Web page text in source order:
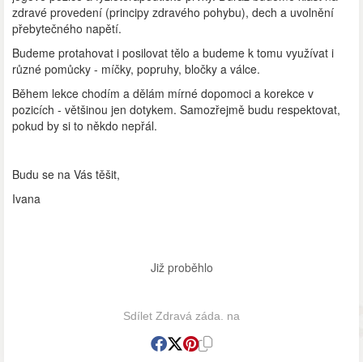
zdravé provedení (principy zdravého pohybu), dech a uvolnění
přebytečného napětí.
Budeme protahovat i posilovat tělo a budeme k tomu využívat i
různé pomůcky - míčky, popruhy, bločky a válce.
Během lekce chodím a dělám mírné dopomoci a korekce v
pozicích - většinou jen dotykem. Samozřejmě budu respektovat,
pokud by si to někdo nepřál.
Budu se na Vás těšit,
Ivana
Již proběhlo
Sdílet Zdravá záda. na